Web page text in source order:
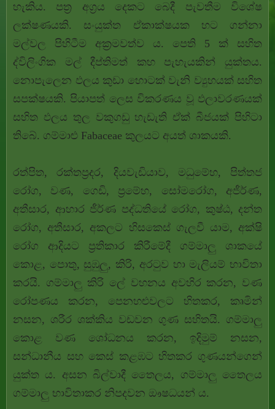
හැකිය. පත්‍ර අග්‍රය දෙකට බෙදී පැවතීම විශේෂ
ලක්ෂණයකි. සංයුක්ත ඒකාක්ෂයක හට ගන්නා
මල්වල පිහිටීම අක්‍රමවත්ව ය. පෙති 5 ක් සහිත
ද්විලිංගික මල් දීප්තිමත් කහ පැහැයකින් යුක්තය.
නොපැලෙන ඵලය කුඩා හොටක් වැනි ව්‍යුහයක් සහිත
සපක්ෂයකි. පියාපත් ලෙස විකරණය වූ ඵලාවරණයක්
සහිත ඵලය තුල වකුගඩු හැඩැති ඒක් බීජයක් පිහිටා
තිබේ. ගම්මාළු Fabaceae කුලයට අයත් ශාකයකි.
රත්පිත, රක්තප්‍රදර, දියවැඩියාව, මධුමේහ, පිත්තජ
රෝග, වණ, ගෙඩි, ප්‍රමේහ, සෝමරෝග, අජීර්ණ,
අතීසාර, ආහාර ජීර්ණ පද්ධතියේ රෝග, කුෂ්ඨ, දන්ත
රෝග, අතීසාර, අකලට හිසකෙස් ගැලවී යාම, අක්ෂි
රෝග ආදියට ප්‍රතිකාර කිරීමේදී ගම්මාලු ශාකයේ
කොළ, පොතු, සුඹුලු, කිරි, අරටුව හා මැලියම් භාවිතා
කරයි. ගම්මාලු කිරි ලේ වහනය අවහිර කරන, වණ
රෝපණය කරන, පෙනහළුවලට හිතකර, කෘමින්
නසන, ශරීර ශක්කිය වඩවන ගුණ සහිතයි. ගම්මාලු
කොළ වණ ශෝධනය කරන, ඉදිමුම් නසන,
සන්ධානීය සහ කෙස් කළඹට හිතකර ගුණයන්ගෙන්
යුක්ත ය. අසන බිල්වාදී තෛලය, ගම්මාලු තෛලය
ගම්මාලු භාවිතාකර නිපදවන ඖෂධයන් ය.